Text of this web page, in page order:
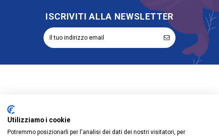
6 mm
Pesca
12D0633
ISCRIVITI ALLA NEWSLETTER
Informazioni
Utilizziamo i cookie
Potremmo posizionarli per l'analisi dei dati dei nostri visitatori, per